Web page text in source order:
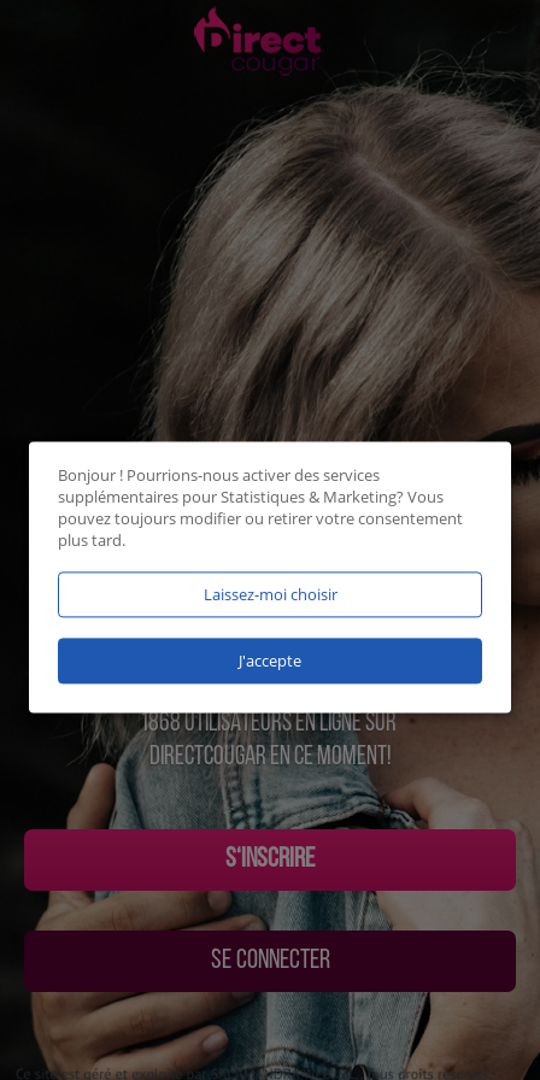
1868 UTILISATEURS EN LIGNE SUR
Directcougar EN CE MOMENT!
S‘INSCRIRE
SE CONNECTER
Bonjour ! Pourrions-nous activer des services
supplémentaires pourStatistiques & Marketing? Vous
pouvez toujours modifier ou retirer votre consentement
plus tard.
Laissez-moi choisir
J'accepte